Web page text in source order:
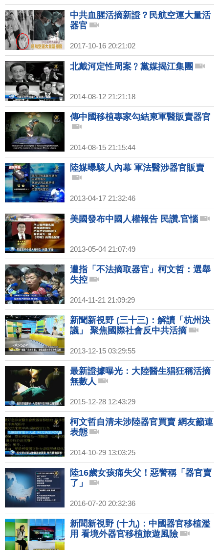
中共血腥活摘新證？民航空運大量活
器官
2017-10-16 20:21:02
北戴河定性周案﹖黨媒揭江集團
2014-08-12 21:21:18
傳中國移植專家勾結柬軍醫販賣器官
2014-08-15 21:15:44
陸媒曝駭人內幕 軍法醫涉器官販賣
2013-04-17 21:32:46
美國發布中國人權報告 民讚.官惱
2013-05-04 21:07:49
遭指「不法摘取器官」柯文哲：選舉
失控
2014-11-21 21:09:29
新聞新視野 (三十三)：解讀「杭州決
議」 聚焦國際社會反中共活摘
2013-12-15 03:29:55
最新證據曝光：大陸醫生猖狂稱活摘
無數人
2015-12-28 12:43:29
柯文哲自清未涉陸器官買賣 網友籲連
表態
2014-10-29 13:03:25
陸16歲女孩痛失父！惡警稱「器官賣
了」
2016-07-20 20:32:36
新聞新視野 (十九)：中國器官移植濫
用 看境外器官移植旅遊風險